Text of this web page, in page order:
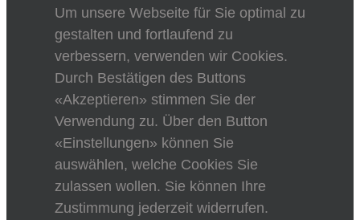
Um unsere Webseite für Sie optimal zu
gestalten und fortlaufend zu
verbessern, verwenden wir Cookies.
Durch Bestätigen des Buttons
«Akzeptieren» stimmen Sie der
Verwendung zu. Über den Button
«Einstellungen» können Sie
auswählen, welche Cookies Sie
zulassen wollen. Sie können Ihre
Zustimmung jederzeit widerrufen.